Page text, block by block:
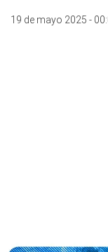
19 de mayo 2025 -